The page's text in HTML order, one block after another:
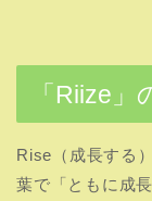
「Riize」
Rise（成長する
葉で「ともに成